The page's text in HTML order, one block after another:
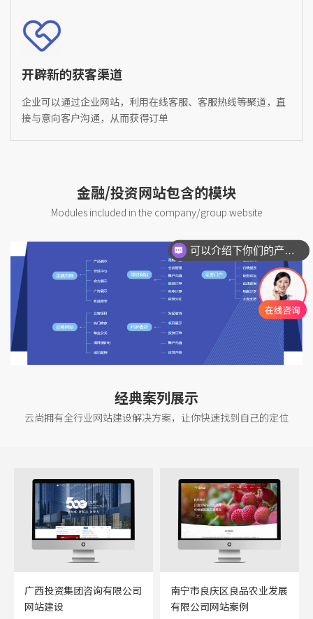
开辟新的获客渠道
企业可以通过企业网站，利用在线客服、客服热线等聚道，直
接与意向客户沟通，从而获得订单
金融/投资网站包含的模块
Modules included in the company/group website
经典案列展示
云尚拥有全行业网站建设解决方案，让你快速找到自己的定位
广西投资集团咨询有限公司
网站建设
南宁市良庆区良品农业发展
有限公司网站案例
可以介绍下你们的产品么